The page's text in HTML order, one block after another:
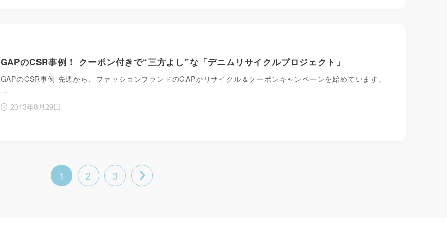
GAPのCSR事例！ クーポン付きで“三方よし”な「デニムリサイクルプロジェクト」
GAPのCSR事例 先週から、ファッションブランドのGAPがリサイクル＆クーポンキャンペーンを始めています。
…
2013年8月29日
1 2 3